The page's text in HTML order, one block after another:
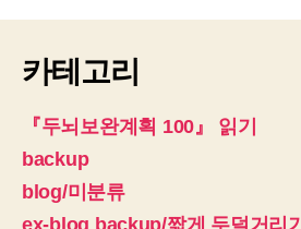
카테고리
『두뇌보완계획 100』 읽기
backup
blog/미분류
ex-blog backup/짧게 두덜거리기